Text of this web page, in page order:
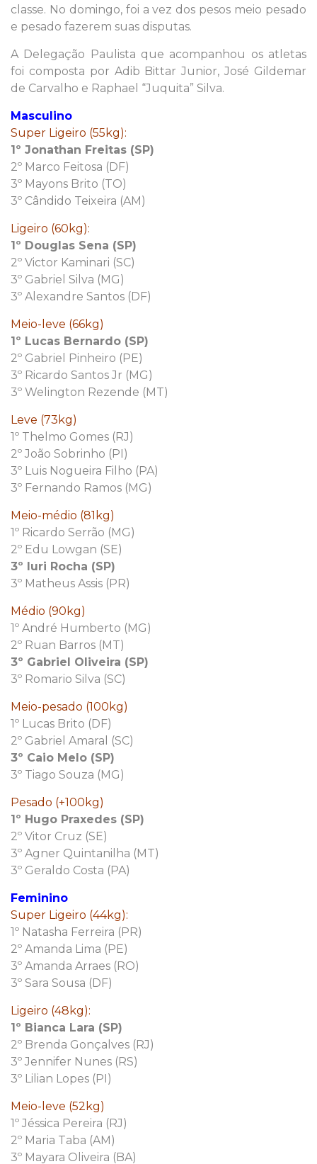
classe. No domingo, foi a vez dos pesos meio pesado
e pesado fazerem suas disputas.
A Delegação Paulista que acompanhou os atletas
foi composta por Adib Bittar Junior, José Gildemar
de Carvalho e Raphael “Juquita” Silva.
Masculino
Super Ligeiro (55kg):
1º Jonathan Freitas (SP)
2º Marco Feitosa (DF)
3º Mayons Brito (TO)
3º Cândido Teixeira (AM)
Ligeiro (60kg):
1º Douglas Sena (SP)
2º Victor Kaminari (SC)
3º Gabriel Silva (MG)
3º Alexandre Santos (DF)
Meio-leve (66kg)
1º Lucas Bernardo (SP)
2º Gabriel Pinheiro (PE)
3º Ricardo Santos Jr (MG)
3º Welington Rezende (MT)
Leve (73kg)
1º Thelmo Gomes (RJ)
2º João Sobrinho (PI)
3º Luis Nogueira Filho (PA)
3º Fernando Ramos (MG)
Meio-médio (81kg)
1º Ricardo Serrão (MG)
2º Edu Lowgan (SE)
3º Iuri Rocha (SP)
3º Matheus Assis (PR)
Médio (90kg)
1º André Humberto (MG)
2º Ruan Barros (MT)
3º Gabriel Oliveira (SP)
3º Romario Silva (SC)
Meio-pesado (100kg)
1º Lucas Brito (DF)
2º Gabriel Amaral (SC)
3º Caio Melo (SP)
3º Tiago Souza (MG)
Pesado (+100kg)
1º Hugo Praxedes (SP)
2º Vitor Cruz (SE)
3º Agner Quintanilha (MT)
3º Geraldo Costa (PA)
Feminino
Super Ligeiro (44kg):
1º Natasha Ferreira (PR)
2º Amanda Lima (PE)
3º Amanda Arraes (RO)
3º Sara Sousa (DF)
Ligeiro (48kg):
1º Bianca Lara (SP)
2º Brenda Gonçalves (RJ)
3º Jennifer Nunes (RS)
3º Lilian Lopes (PI)
Meio-leve (52kg)
1º Jéssica Pereira (RJ)
2º Maria Taba (AM)
3º Mayara Oliveira (BA)